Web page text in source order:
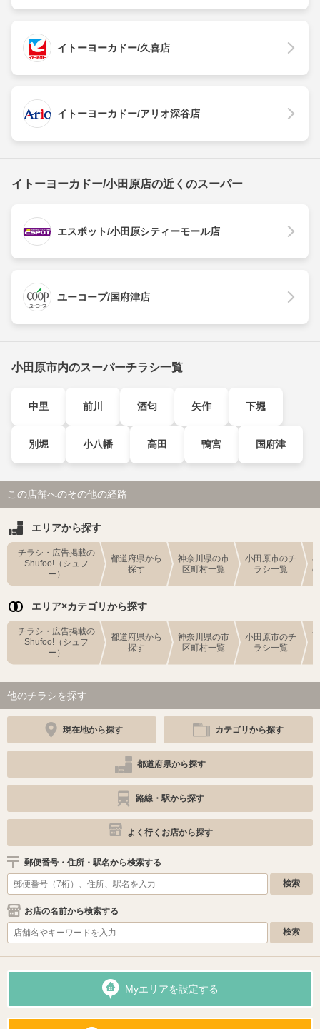
イトーヨーカドー/久喜店
イトーヨーカドー/アリオ深谷店
イトーヨーカドー/小田原店の近くのスーパー
エスポット/小田原シティーモール店
ユーコープ/国府津店
小田原市内のスーパーチラシ一覧
中里 前川 酒匂 矢作 下堀
別堀 小八幡 高田 鴨宮 国府津
この店舗へのその他の経路
エリアから探す
チラシ・広告掲載の
Shufoo!（シュフ
ー）
都道府県から
探す
神奈川県の市
区町村一覧
小田原市のチ
ラシ一覧
エリア×カテゴリから探す
チラシ・広告掲載の
Shufoo!（シュフ
ー）
都道府県から
探す
神奈川県の市
区町村一覧
小田原市のチ
ラシ一覧
他のチラシを探す
現在地から探す カテゴリから探す
都道府県から探す
路線・駅から探す
よく行くお店から探す
郵便番号・住所・駅名から検索する
お店の名前から検索する
Myエリアを設定する